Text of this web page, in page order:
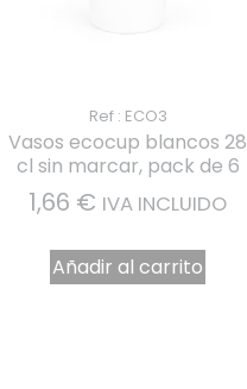
Ref : ECO3
Vasos ecocup blancos 28
cl sin marcar, pack de 6
1,66 € IVA INCLUIDO
Añadir al carrito